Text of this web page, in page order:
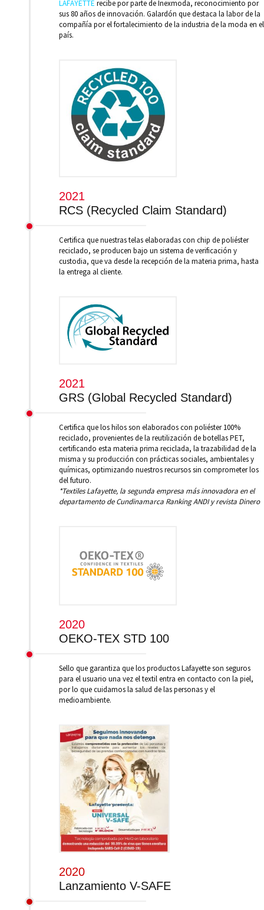
LAFAYETTE recibe por parte de Inexmoda, reconocimiento por
sus 80 años de innovación. Galardón que destaca la labor de la
compañía por el fortalecimiento de la industria de la moda en el
país.
2021
RCS (Recycled Claim Standard)
Certifica que nuestras telas elaboradas con chip de poliéster
reciclado, se producen bajo un sistema de verificación y
custodia, que va desde la recepción de la materia prima, hasta
la entrega al cliente.
2021
GRS (Global Recycled Standard)
Certifica que los hilos son elaborados con poliéster 100%
reciclado, provenientes de la reutilización de botellas PET,
certificando esta materia prima reciclada, la trazabilidad de la
misma y su producción con prácticas sociales, ambientales y
químicas, optimizando nuestros recursos sin comprometer los
del futuro.
*Textiles Lafayette, la segunda empresa más innovadora en el
departamento de Cundinamarca Ranking ANDI y revista Dinero
2020
OEKO-TEX STD 100
Sello que garantiza que los productos Lafayette son seguros
para el usuario una vez el textil entra en contacto con la piel,
por lo que cuidamos la salud de las personas y el
medioambiente.
2020
Lanzamiento V-SAFE